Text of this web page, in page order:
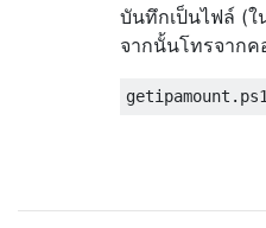
บันทึกเป็นไฟล์ (
จากนั้นโทรจาก